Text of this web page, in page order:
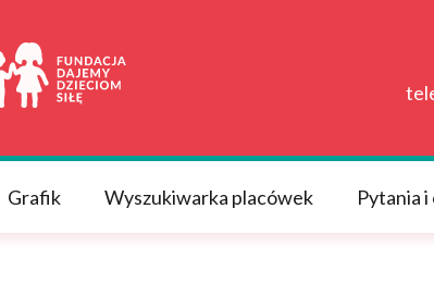
Grafik Wyszukiwarka placówek Pytania